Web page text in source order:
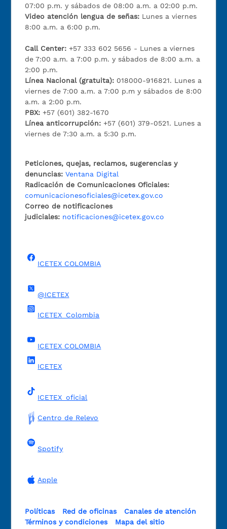
07:00 p.m. y sábados de 08:00 a.m. a 02:00 p.m.
Video atención lengua de señas: Lunes a viernes
8:00 a.m. a 6:00 p.m.
Call Center:+57 333 602 5656 - Lunes a viernes
de 7:00 a.m. a 7:00 p.m. y sábados de 8:00 a.m. a
2:00 p.m.
Línea Nacional (gratuita): 018000-916821. Lunes a
viernes de 7:00 a.m. a 7:00 p.m y sábados de 8:00
a.m. a 2:00 p.m.
PBX:+57 (601) 382-1670
Línea anticorrupción:+57 (601) 379-0521. Lunes a
viernes de 7:30 a.m. a 5:30 p.m.
Peticiones, quejas, reclamos, sugerencias y
denuncias: Ventana Digital
Radicación de Comunicaciones Oficiales:
comunicacionesoficiales@icetex.gov.co
Correo de notificaciones
judiciales: notificaciones@icetex.gov.co
ICETEX COLOMBIA
@ICETEX
ICETEX_Colombia
ICETEX COLOMBIA
ICETEX
ICETEX_oficial
Centro de Relevo
Spotify
Apple
Políticas Red de oficinas
Canales de atención
Términos y condiciones
Mapa del sitio